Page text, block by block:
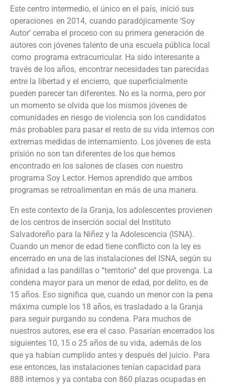
Este centro intermedio, el único en el país, inició sus
operaciones en 2014, cuando paradójicamente ‘Soy
Autor’ cerraba el proceso con su primera generación de
autores con jóvenes talento de una escuela pública local
como programa extracurricular. Ha sido interesante a
través de los años, encontrar necesidades tan parecidas
entre la libertad y el encierro, que superficialmente
pueden parecer tan diferentes. No es la norma, pero por
un momento se olvida que los mismos jóvenes de
comunidades en riesgo de violencia son los candidatos
más probables para pasar el resto de su vida internos con
extremas medidas de internamiento. Los jóvenes de esta
prisión no son tan diferentes de los que hemos
encontrado en los salones de clases con nuestro
programa Soy Lector. Hemos aprendido que ambos
programas se retroalimentan en más de una manera.
En este contexto de la Granja, los adolescentes provienen
de los centros de inserción social del Instituto
Salvadoreño para la Niñez y la Adolescencia (ISNA).
Cuando un menor de edad tiene conflicto con la ley es
encerrado en una de las instalaciones del ISNA, según su
afinidad a las pandillas o “territorio” del que provenga. La
condena mayor para un menor de edad, por delito, es de
15 años. Eso significa que, cuando un menor con la pena
máxima cumple los 18 años, es trasladado a la Granja
para seguir purgando su condena. Para muchos de
nuestros autores, ese era el caso. Pasarían encerrados los
siguientes 10, 15 o 25 años de su vida, además de los
que ya habían cumplido antes y después del juicio. Para
ese entonces, las instalaciones tenían capacidad para
888 internos y ya contaba con 860 plazas ocupadas en